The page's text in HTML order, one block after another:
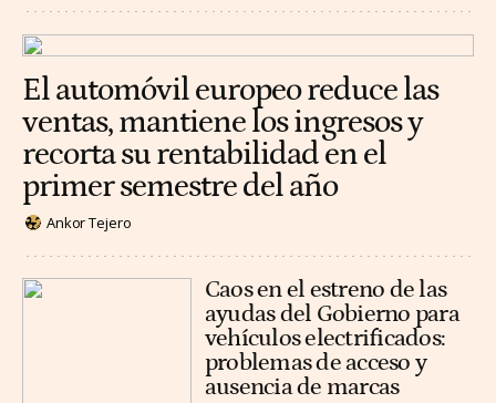
El automóvil europeo reduce las
ventas, mantiene los ingresos y
recorta su rentabilidad en el
primer semestre del año
Ankor Tejero
Caos en el estreno de las
ayudas del Gobierno para
vehículos electrificados:
problemas de acceso y
ausencia de marcas